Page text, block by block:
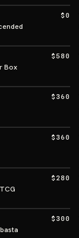
$0
$580
Box
$360
$360
$280
$300